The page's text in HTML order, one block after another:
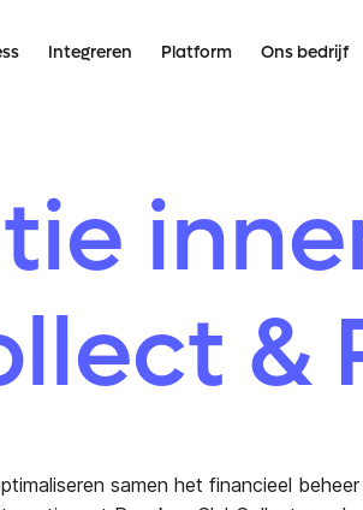
Integreren Platform Ons bedrijf
&
samen het financieel